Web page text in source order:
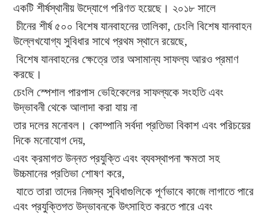
একটি শীর্ষস্থানীয় উদ্যোগে পরিণত হয়েছে। ২০১৮ সালে
চীনের শীর্ষ ৫০০ বিশেষ যানবাহনের তালিকা, চেংলি বিশেষ যানবাহন
উল্লেখযোগ্য সুবিধার সাথে প্রথম স্থানে রয়েছে,
বিশেষ যানবাহনের ক্ষেত্রে তার অসামান্য সাফল্য আরও প্রমাণ
করছে।
চেংলি স্পেশাল পারপাস ভেহিকেলের সাফল্যকে সংহতি এবং
উদ্ভাবনী থেকে আলাদা করা যায় না
তার দলের মনোবল। কোম্পানি সর্বদা প্রতিভা বিকাশ এবং পরিচয়ের
দিকে মনোযোগ দেয়,
এবং ক্রমাগত উন্নত প্রযুক্তি এবং ব্যবস্থাপনা ক্ষমতা সহ
উচ্চমানের প্রতিভা শোষণ করে,
যাতে তারা তাদের নিজস্ব সুবিধাগুলিকে পূর্ণভাবে কাজে লাগাতে পারে
এবং প্রযুক্তিগত উদ্ভাবনকে উৎসাহিত করতে পারে এবং